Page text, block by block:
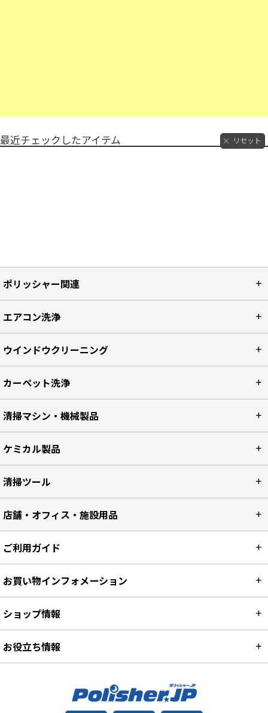
最近チェックしたアイテム リセット
ポリッシャー関連
エアコン洗浄
ウインドウクリーニング
カーペット洗浄
清掃マシン・機械製品
ケミカル製品
清掃ツール
店舗・オフィス・施設用品
ご利用ガイド
お買い物インフォメーション
ショップ情報
お役立ち情報